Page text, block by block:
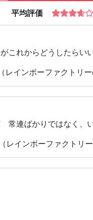
平均評価
これからどうしたらい
インボーファクトリー
常連ばかりではなく、
インボーファクトリー